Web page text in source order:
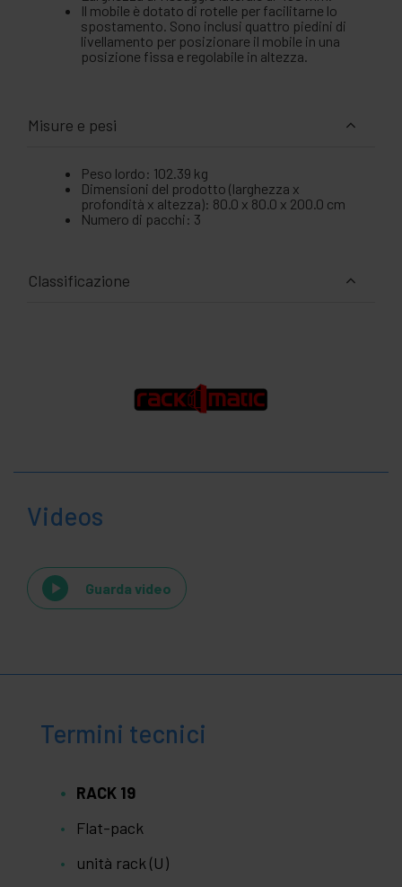
Il mobile è dotato di rotelle per facilitarne lo
spostamento. Sono inclusi quattro piedini di
livellamento per posizionare il mobile in una
posizione fissa e regolabile in altezza.
Misure e pesi
Peso lordo: 102.39 kg
Dimensioni del prodotto (larghezza x
profondità x altezza): 80.0 x 80.0 x 200.0 cm
Numero di pacchi: 3
Classificazione
Videos
Guarda video
Termini tecnici
RACK 19
Flat-pack
unità rack (U)